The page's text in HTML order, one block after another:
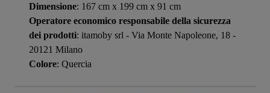
Dimensione: 167 cm x 199 cm x 91 cm
Operatore economico responsabile della sicurezza
dei prodotti: itamoby srl - Via Monte Napoleone, 18 -
20121 Milano
Colore: Quercia